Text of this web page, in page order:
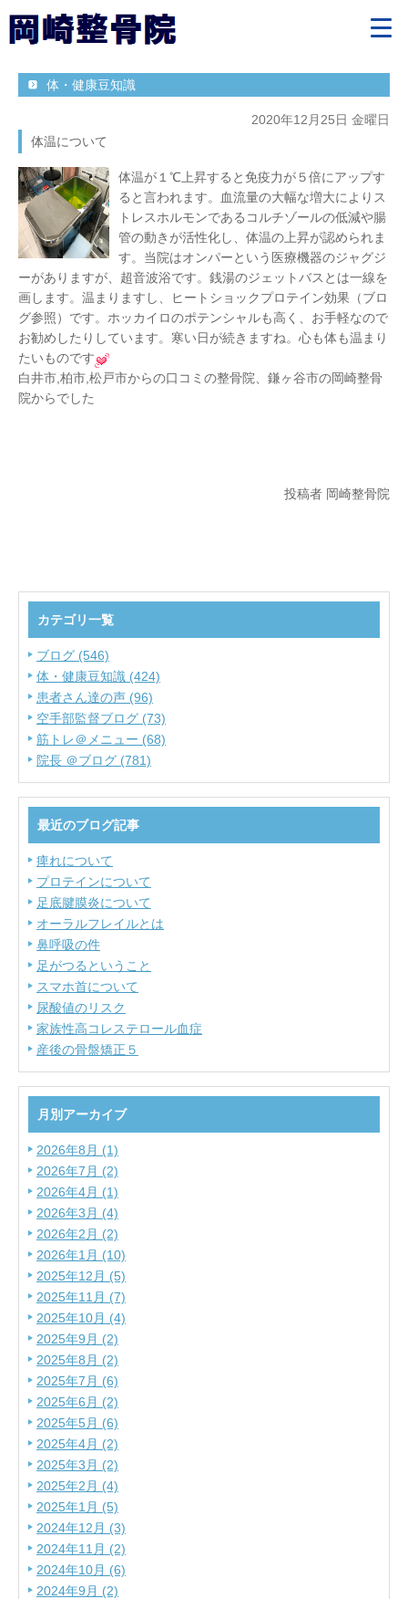
体・健康豆知識
2020年12月25日 金曜日
体温について
体温が１℃上昇すると免疫力が５倍にアップす
ると言われます。血流量の大幅な増大によりス
トレスホルモンであるコルチゾールの低減や腸
管の動きが活性化し、体温の上昇が認められま
す。当院はオンパーという医療機器のジャグジ
ーがありますが、超音波浴です。銭湯のジェットバスとは一線を
画します。温まりますし、ヒートショックプロテイン効果（ブロ
グ参照）です。ホッカイロのポテンシャルも高く、お手軽なので
お勧めしたりしています。寒い日が続きますね。心も体も温まり
たいものです
白井市,柏市,松戸市からの口コミの整骨院、鎌ヶ谷市の岡崎整骨
院からでした
投稿者 岡崎整骨院
カテゴリ一覧
ブログ (546)
体・健康豆知識 (424)
患者さん達の声 (96)
空手部監督ブログ (73)
筋トレ＠メニュー (68)
院長 ＠ブログ (781)
最近のブログ記事
痺れについて
プロテインについて
足底腱膜炎について
オーラルフレイルとは
鼻呼吸の件
足がつるということ
スマホ首について
尿酸値のリスク
家族性高コレステロール血症
産後の骨盤矯正５
月別アーカイブ
2026年8月 (1)
2026年7月 (2)
2026年4月 (1)
2026年3月 (4)
2026年2月 (2)
2026年1月 (10)
2025年12月 (5)
2025年11月 (7)
2025年10月 (4)
2025年9月 (2)
2025年8月 (2)
2025年7月 (6)
2025年6月 (2)
2025年5月 (6)
2025年4月 (2)
2025年3月 (2)
2025年2月 (4)
2025年1月 (5)
2024年12月 (3)
2024年11月 (2)
2024年10月 (6)
2024年9月 (2)